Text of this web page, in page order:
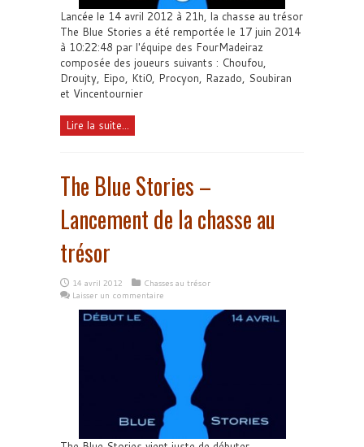
Lancée le 14 avril 2012 à 21h, la chasse au trésor
The Blue Stories a été remportée le 17 juin 2014
à 10:22:48 par l'équipe des FourMadeiraz
composée des joueurs suivants : Choufou,
Droujty, Eipo, Kti0, Procyon, Razado, Soubiran
et Vincentournier
Lire la suite...
The Blue Stories –
Lancement de la chasse au
trésor
14 avril 2012
Chasses au trésor
Laisser un commentaire